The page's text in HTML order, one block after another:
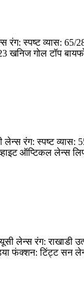
स्पष्ट व्यास: 65/28
खनिज गोल टॉप
रंग: स्पष्ट व्यास:
ऑप्टिकल लेन्स
लेन्स रंग: राखाडी
फंक्शन: टिंट्ट सन